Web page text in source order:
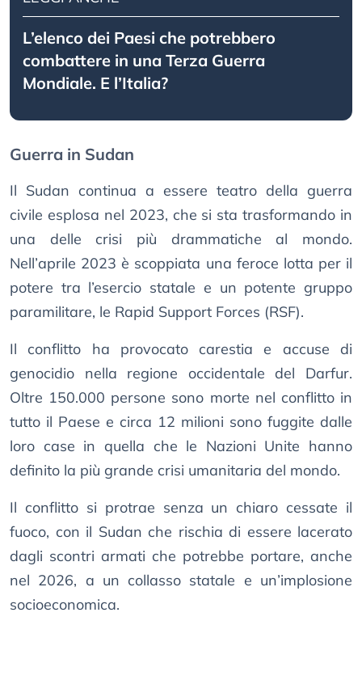
L’elenco dei Paesi che potrebbero
combattere in una Terza Guerra
Mondiale. E l’Italia?
Guerra in Sudan
Il Sudan continua a essere teatro della guerra
civile esplosa nel 2023, che si sta trasformando in
una delle crisi più drammatiche al mondo.
Nell’aprile 2023 è scoppiata una feroce lotta per il
potere tra l’esercio statale e un potente gruppo
paramilitare, le Rapid Support Forces (RSF).
Il conflitto ha provocato carestia e accuse di
genocidio nella regione occidentale del Darfur.
Oltre 150.000 persone sono morte nel conflitto in
tutto il Paese e circa 12 milioni sono fuggite dalle
loro case in quella che le Nazioni Unite hanno
definito la più grande crisi umanitaria del mondo.
Il conflitto si protrae senza un chiaro cessate il
fuoco, con il Sudan che rischia di essere lacerato
dagli scontri armati che potrebbe portare, anche
nel 2026, a un collasso statale e un’implosione
socioeconomica.